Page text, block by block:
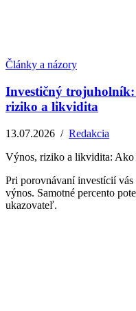
Články a názory
Investičný trojuholník:
riziko a likvidita
13.07.2026 / Redakcia
Výnos, riziko a likvidita:
Pri porovnávaní investícií
výnos. Samotné percento
ukazovateľ.